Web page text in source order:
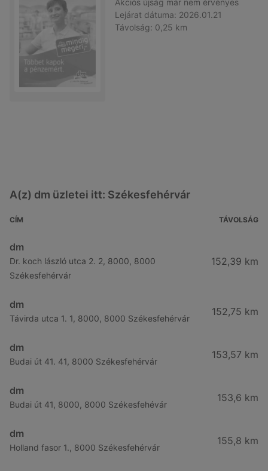
Lejárat dátuma: 2026.01.21
Távolság: 0,25 km
A(z) dm üzletei itt: Székesfehérvár
CÍM TÁVOLSÁG
dm
Dr. koch lászló utca 2. 2, 8000, 8000
Székesfehérvár
152,39 km
dm
Távirda utca 1. 1, 8000, 8000 Székesfehérvár
152,75 km
dm
Budai út 41. 41, 8000 Székesfehérvár
153,57 km
dm
Budai út 41, 8000, 8000 Székesfehévár
153,6 km
dm
Holland fasor 1., 8000 Székesfehérvár
155,8 km